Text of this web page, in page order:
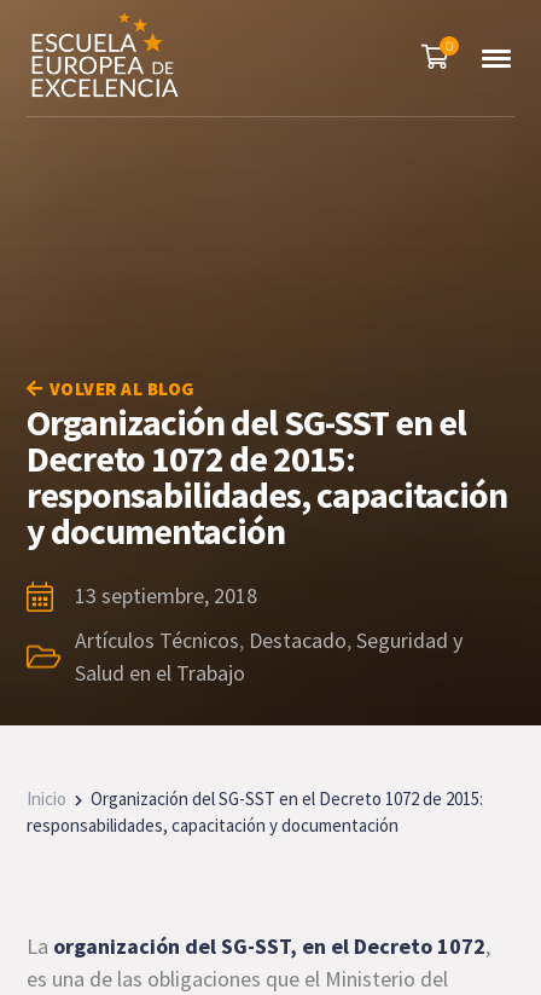
0
VOLVER AL BLOG
Organización del SG-SST en el
Decreto 1072 de 2015:
responsabilidades, capacitación
y documentación
13 septiembre, 2018
Artículos Técnicos, Destacado,Seguridad y
Salud en el Trabajo
Inicio
Organización del SG-SST en el Decreto 1072 de 2015:
responsabilidades, capacitación y documentación
La organización del SG-SST, en el Decreto 1072,
es una de las obligaciones que el Ministerio del